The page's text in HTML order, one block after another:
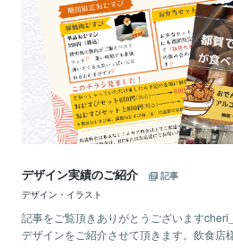
デザイン実績のご紹介
記事
デザイン・イラスト
記事をご覧頂きありがとうございます
デザインをご紹介させて頂きます。飲食店